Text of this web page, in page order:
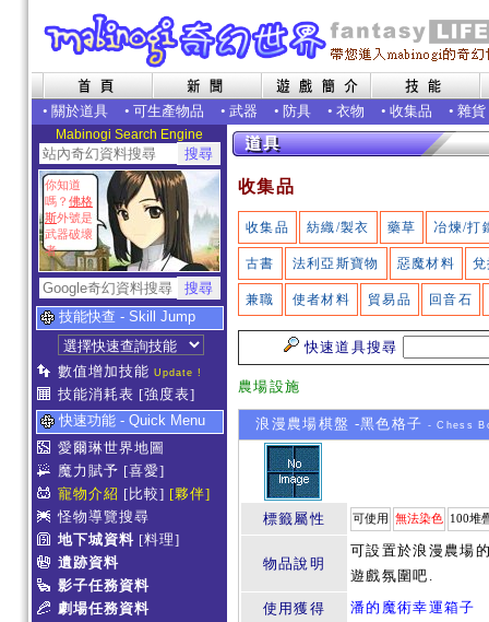
• 關於道具 • 可生產物品 • 武器 • 防具 • 衣物 • 收集品 • 雜貨
Mabinogi Search Engine
你知道
嗎？ 佛格
斯外號是
武器破壞
者
技能快查 - Skill Jump
數值增加技能 Update !
技能消耗表 [強度表]
快速功能 - Quick Menu
愛爾琳世界地圖
魔力賦予 [喜愛]
寵物介紹 [比較] [夥伴]
怪物導覽搜尋
地下城資料 [料理]
遺跡資料
影子任務資料
劇場任務資料
收集品
收集品 紡織/製衣 藥草 冶煉/打
古書 法利亞斯寶物 惡魔材料
兼職 使者材料 貿易品 回音石
快速道具搜尋
農場設施
浪漫農場棋盤 -黑色格子 - Chess
標籤屬性 可使用 無法染色 100堆
物品說明
可設置於浪漫農場
遊戲氛圍吧.
使用獲得
潘的魔術幸運箱子